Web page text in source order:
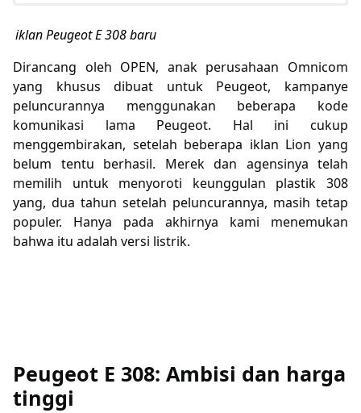
iklan Peugeot E 308 baru
Dirancang oleh OPEN, anak perusahaan Omnicom
yang khusus dibuat untuk Peugeot, kampanye
peluncurannya menggunakan beberapa kode
komunikasi lama Peugeot. Hal ini cukup
menggembirakan, setelah beberapa iklan Lion yang
belum tentu berhasil. Merek dan agensinya telah
memilih untuk menyoroti keunggulan plastik 308
yang, dua tahun setelah peluncurannya, masih tetap
populer. Hanya pada akhirnya kami menemukan
bahwa itu adalah versi listrik.
Peugeot E 308: Ambisi dan harga
tinggi